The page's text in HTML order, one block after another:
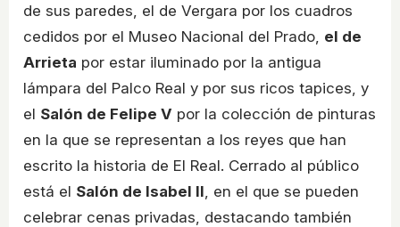
de sus paredes, el de Vergara por los cuadros
cedidos por el Museo Nacional del Prado, el de
Arrieta por estar iluminado por la antigua
lámpara del Palco Real y por sus ricos tapices, y
el Salón de Felipe V por la colección de pinturas
en la que se representan a los reyes que han
escrito la historia de El Real. Cerrado al público
está el Salón de Isabel II , en el que se pueden
celebrar cenas privadas, destacando también